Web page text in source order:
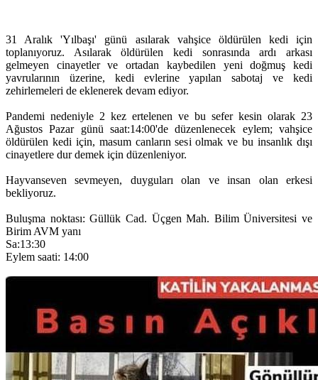
31 Aralık 'Yılbaşı' günü asılarak vahşice öldürülen kedi için
toplanıyoruz. Asılarak öldürülen kedi sonrasında ardı arkası
gelmeyen cinayetler ve ortadan kaybedilen yeni doğmuş kedi
yavrularının üzerine, kedi evlerine yapılan sabotaj ve kedi
zehirlemeleri de eklenerek devam ediyor.
Pandemi nedeniyle 2 kez ertelenen ve bu sefer kesin olarak 23
Ağustos Pazar günü saat:14:00'de düzenlenecek eylem; vahşice
öldürülen kedi için, masum canların sesi olmak ve bu insanlık dışı
cinayetlere dur demek için düzenleniyor.
Hayvanseven sevmeyen, duyguları olan ve insan olan erkesi
bekliyoruz.
Buluşma noktası: Güllük Cad. Üçgen Mah. Bilim Üniversitesi ve
Birim AVM yanı
Sa:13:30
Eylem saati: 14:00